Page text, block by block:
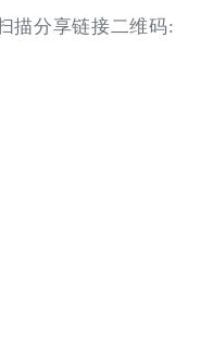
描分享链接二维码: